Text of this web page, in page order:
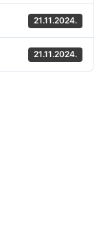
21.11.2024.
21.11.2024.